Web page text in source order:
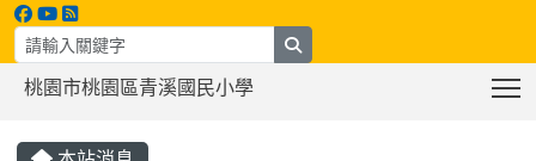
桃園市桃園區青溪國民小學